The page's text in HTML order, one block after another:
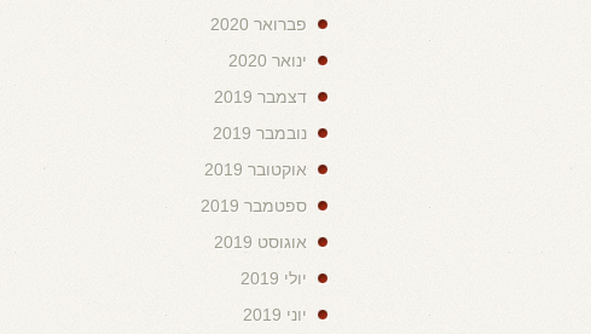
פברואר 2020
ינואר 2020
דצמבר 2019
נובמבר 2019
אוקטובר 2019
ספטמבר 2019
אוגוסט 2019
יולי 2019
יוני 2019